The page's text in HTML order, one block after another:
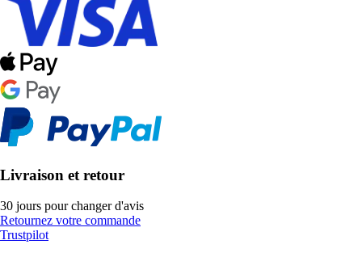
Livraison et retour
30 jours pour changer d'avis
Retournez votre commande
Trustpilot